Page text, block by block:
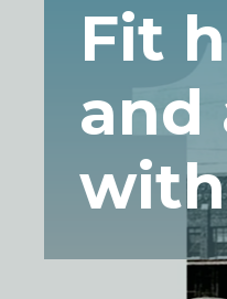
Fit
and